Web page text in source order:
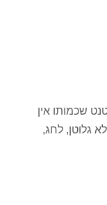
שכמותו אין
ללא גלוטן, לחג,